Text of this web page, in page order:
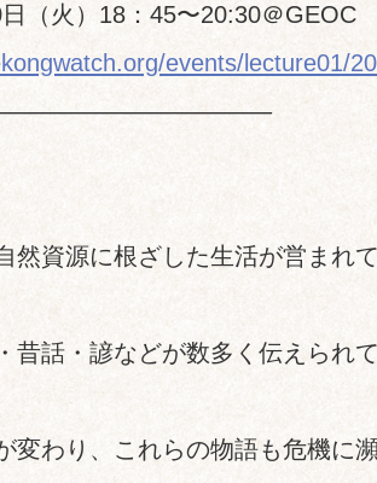
（火）18：45〜20:30＠GEOC
events/lecture01/
然資源に根ざした生活が営まれ
昔話・諺などが数多く伝えられ
変わり、これらの物語も危機に